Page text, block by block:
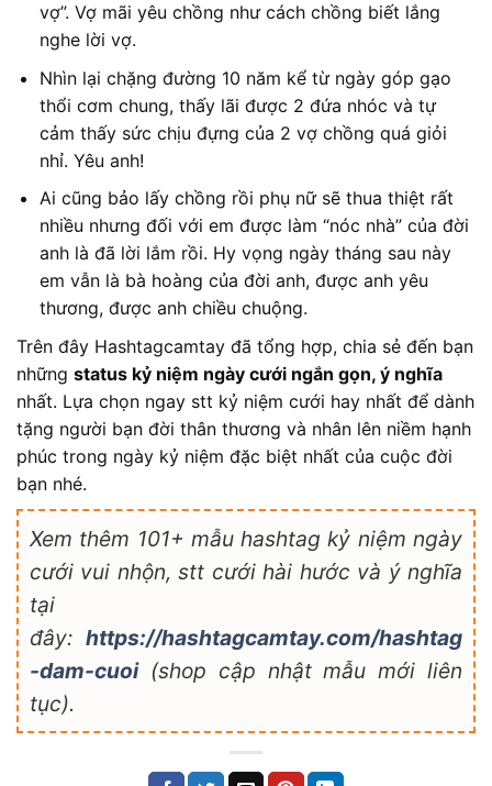
vợ”. Vợ mãi yêu chồng như cách chồng biết lắng
nghe lời vợ.
Nhìn lại chặng đường 10 năm kể từ ngày góp gạo
thổi cơm chung, thấy lãi được 2 đứa nhóc và tự
cảm thấy sức chịu đựng của 2 vợ chồng quá giỏi
nhỉ. Yêu anh!
Ai cũng bảo lấy chồng rồi phụ nữ sẽ thua thiệt rất
nhiều nhưng đối với em được làm “nóc nhà” của đời
anh là đã lời lắm rồi. Hy vọng ngày tháng sau này
em vẫn là bà hoàng của đời anh, được anh yêu
thương, được anh chiều chuộng.
Trên đây Hashtagcamtay đã tổng hợp, chia sẻ đến bạn
những status kỷ niệm ngày cưới ngắn gọn, ý nghĩa
nhất. Lựa chọn ngay stt kỷ niệm cưới hay nhất để dành
tặng người bạn đời thân thương và nhân lên niềm hạnh
phúc trong ngày kỷ niệm đặc biệt nhất của cuộc đời
bạn nhé.
Xem thêm 101+ mẫu hashtag kỷ niệm ngày
cưới vui nhộn, stt cưới hài hước và ý nghĩa
tại
đây: https://hashtagcamtay.com/hashtag
-dam-cuoi(shop cập nhật mẫu mới liên
tục).